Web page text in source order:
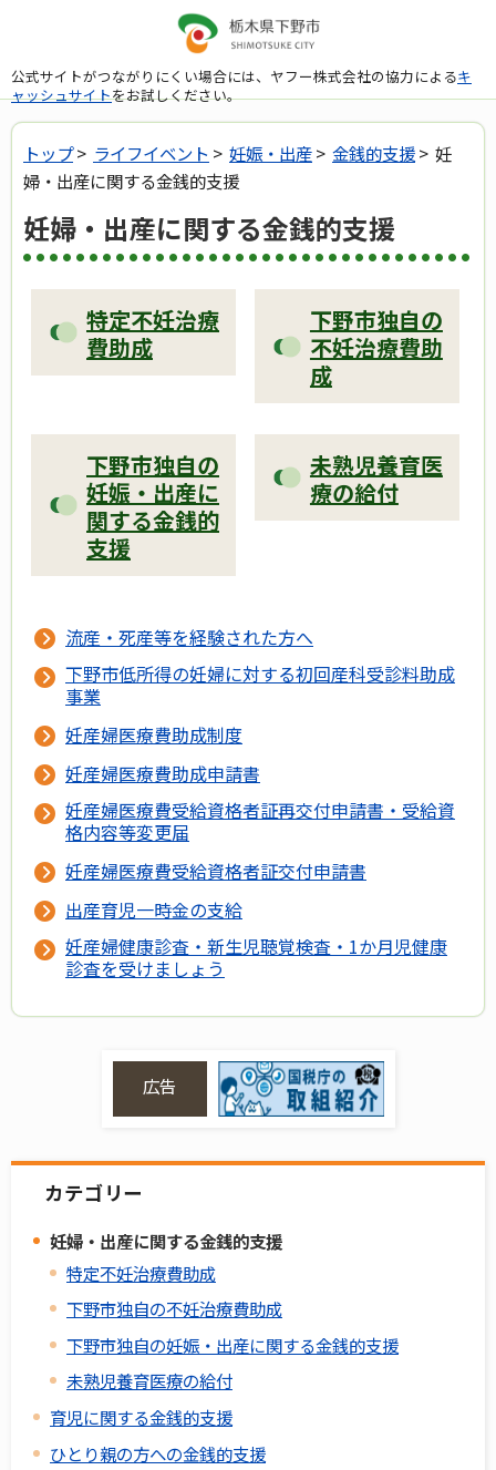
公式サイトがつながりにくい場合には、ヤフー株式会社の協力によるキ
ャッシュサイトをお試しください。
トップ> ライフイベント > 妊娠・出産> 金銭的支援> 妊
婦・出産に関する金銭的支援
妊婦・出産に関する金銭的支援
特定不妊治療
費助成
下野市独自の
不妊治療費助
成
下野市独自の
妊娠・出産に
関する金銭的
支援
未熟児養育医
療の給付
流産・死産等を経験された方へ
下野市低所得の妊婦に対する初回産科受診料助成
事業
妊産婦医療費助成制度
妊産婦医療費助成申請書
妊産婦医療費受給資格者証再交付申請書・受給資
格内容等変更届
妊産婦医療費受給資格者証交付申請書
出産育児一時金の支給
妊産婦健康診査・新生児聴覚検査・1か月児健康
診査を受けましょう
広告
カテゴリー
妊婦・出産に関する金銭的支援
特定不妊治療費助成
下野市独自の不妊治療費助成
下野市独自の妊娠・出産に関する金銭的支援
未熟児養育医療の給付
育児に関する金銭的支援
ひとり親の方への金銭的支援